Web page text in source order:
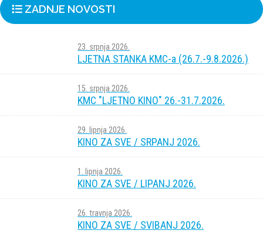
ZADNJE NOVOSTI
23. srpnja 2026.
LJETNA STANKA KMC-a (26.7.-9.8.2026.)
15. srpnja 2026.
KMC "LJETNO KINO" 26.-31.7.2026.
29. lipnja 2026.
KINO ZA SVE / SRPANJ 2026.
1. lipnja 2026.
KINO ZA SVE / LIPANJ 2026.
26. travnja 2026.
KINO ZA SVE / SVIBANJ 2026.